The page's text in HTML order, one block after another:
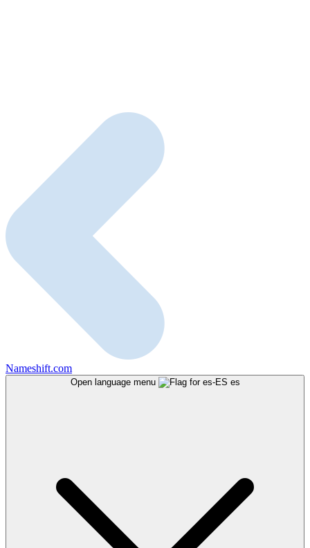
Nameshift.com
Open language menu es